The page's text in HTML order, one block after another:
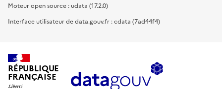
Moteur open source : udata (17.2.0)
Interface utilisateur de data.gouv.fr : cdata (7ad44f4)
RÉPUBLIQUE
FRANÇAISE